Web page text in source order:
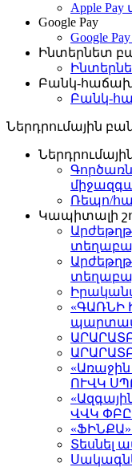
Apple
Google Pay
Google
Ինտերնետ
Բանկ-
Բանկ-
Ներդրումային
Ռեպո/
Կապիտալի
«ԳԱՌՆԻ
«Առաջին
ՈՒՎԿ
ՎՎԿ
Տեսնել